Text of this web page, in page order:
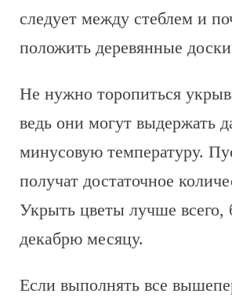
следует между стеблем и
положить деревянные
Не нужно торопиться
ведь они могут выдержать
минусовую температуру.
получат достаточное
Укрыть цветы лучше всего,
декабрю месяцу.
Если выполнять все